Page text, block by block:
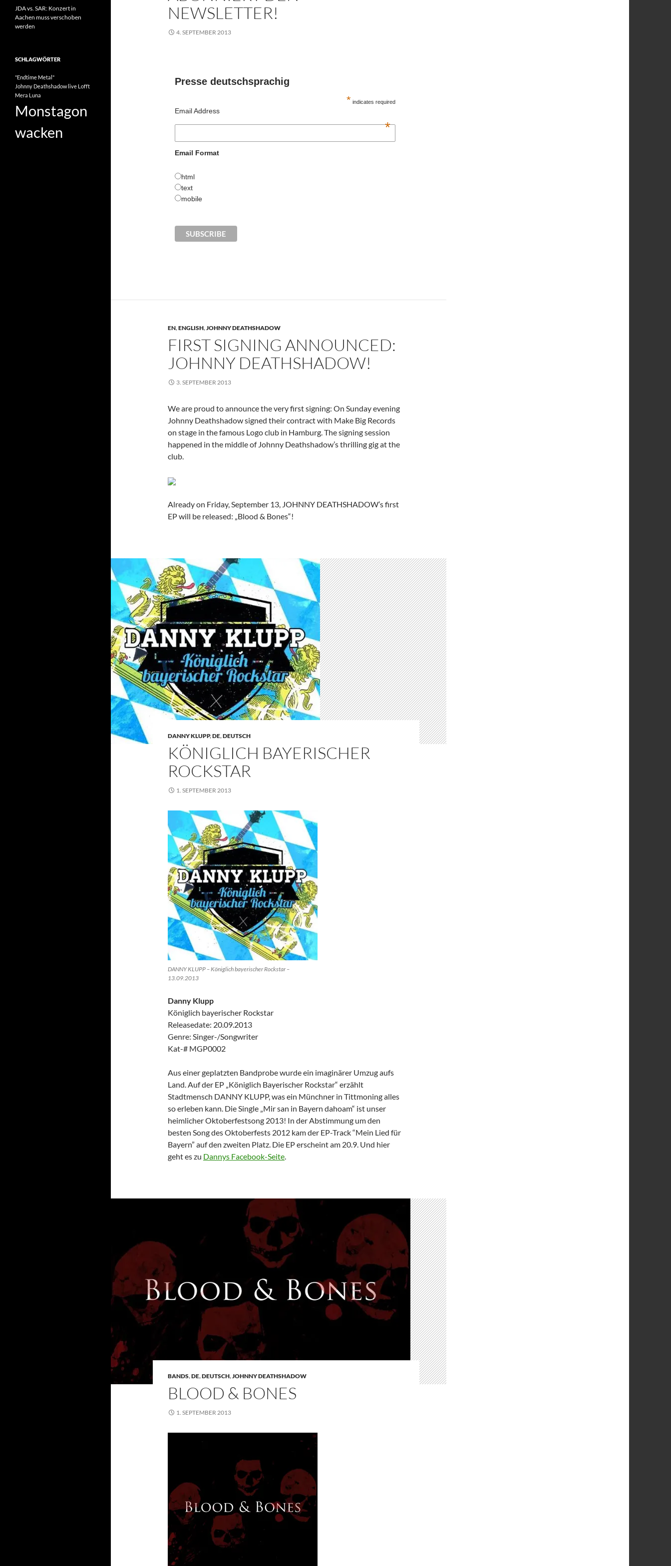
NEWSLETTER!
4. SEPTEMBER 2013
Presse deutschsprachig
* indicates required
Email Address
*
Email Format
html
text
mobile
EN,ENGLISH,JOHNNY DEATHSHADOW
FIRST SIGNING ANNOUNCED:
JOHNNY DEATHSHADOW!
3. SEPTEMBER 2013
We are proud to announce the very first signing: On Sunday evening
Johnny Deathshadow signed their contract with Make Big Records
on stage in the famous Logo club in Hamburg. The signing session
happened in the middle of Johnny Deathshadow’s thrilling gig at the
club.
Already on Friday, September 13, JOHNNY DEATHSHADOW’s first
EP will be released: „Blood & Bones“!
DANNY KLUPP,DE,DEUTSCH
KÖNIGLICH BAYERISCHER
ROCKSTAR
1. SEPTEMBER 2013
DANNY KLUPP – Königlich bayerischer Rockstar –
13.09.2013
Danny Klupp
Königlich bayerischer Rockstar
Releasedate: 20.09.2013
Genre: Singer-/Songwriter
Kat-# MGP0002
Aus einer geplatzten Bandprobe wurde ein imaginärer Umzug aufs
Land. Auf der EP „Königlich Bayerischer Rockstar“ erzählt
Stadtmensch DANNY KLUPP, was ein Münchner in Tittmoning alles
so erleben kann. Die Single „Mir san in Bayern dahoam“ ist unser
heimlicher Oktoberfestsong 2013! In der Abstimmung um den
besten Song des Oktoberfests 2012 kam der EP-Track “Mein Lied für
Bayern” auf den zweiten Platz. Die EP erscheint am 20.9. Und hier
geht es zu Dannys Facebook-Seite
BANDS,DE,DEUTSCH,JOHNNY DEATHSHADOW
BLOOD & BONES
1. SEPTEMBER 2013
JDA vs. SAR: Konzert in
Aachen muss verschoben
werden
SCHLAGWÖRTER
"Endtime Metal"
Johnny Deathshadowlive Lofft
Mera Luna
Monstagon
wacken